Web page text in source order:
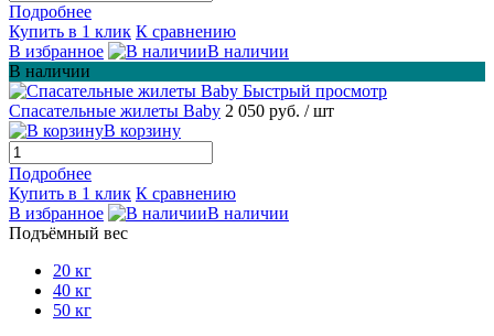
Подробнее
Купить в 1 клик К сравнению
В избранное
В наличии
В наличии
Быстрый просмотр
Спасательные жилеты Baby 2 050 руб. / шт
В корзину
Подробнее
Купить в 1 клик К сравнению
В избранное
В наличии
Подъёмный вес
20 кг
40 кг
50 кг